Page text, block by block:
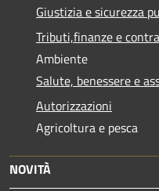
Giustizia e sicurezza
Tributi,finanze e
Ambiente
Salute, benessere e
Autorizzazioni
Agricoltura e pesca
NOVITÀ